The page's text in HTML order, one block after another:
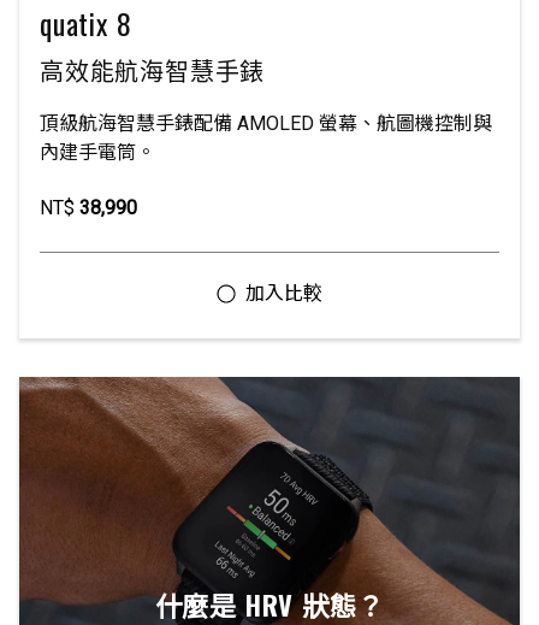
quatix 8
高效能航海智慧手錶
頂級航海智慧手錶配備 AMOLED 螢幕、航圖機控制與
內建手電筒。
NT$ 38,990
什麼是 HRV 狀態？